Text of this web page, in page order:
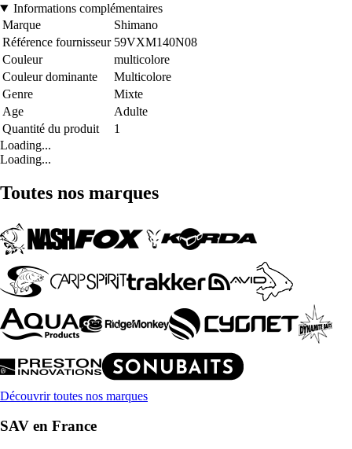
Informations complémentaires
Marque
Shimano
Référence fournisseur 59VXM140N08
Couleur
multicolore
Couleur dominante
Multicolore
Genre
Mixte
Age
Adulte
Quantité du produit
1
Loading...
Loading...
Toutes nos marques
Découvrir toutes nos marques
SAV en France